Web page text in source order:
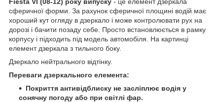
сферичної форми. За рахунок сферичної площині водій має
хороший кут огляду в дзеркало і може контролювати рух на
дорозі і бачити позаду себе. Просто встановлюється в рамку
корпусу і підходить під модель автомобіля. На картинці
елемент дзеркала з тильного боку.
Дзеркало нейтрального відтінку.
Переваги дзеркального елемента:
Покриття антивідблиску не засліплює водія у
сонячну погоду або при світлі фар.